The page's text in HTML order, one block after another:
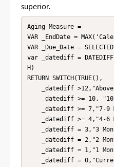
superior.
Aging Measure =
VAR _EndDate =
VAR _Due_Date =
var _datediff =
H)
RETURN SWITCH(TRUE(),